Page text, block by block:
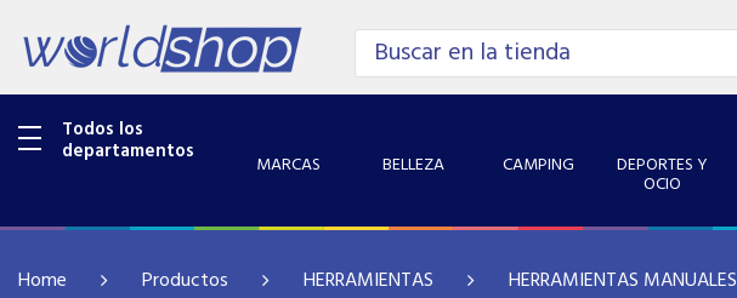
Todos los
departamentos MARCAS BELLEZA CAMPING DEPORTES Y
OCIO
Home Productos HERRAMIENTAS HERRAMIENTAS MANUALES